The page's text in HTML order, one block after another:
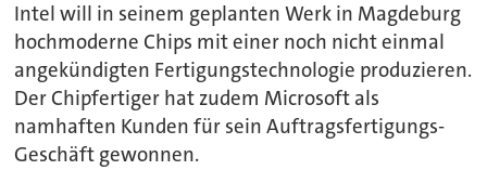
Intel will in seinem geplanten Werk in Magdeburg
hochmoderne Chips mit einer noch nicht einmal
angekündigten Fertigungstechnologie produzieren.
Der Chipfertiger hat zudem Microsoft als
namhaften Kunden für sein Auftragsfertigungs-
Geschäft gewonnen.